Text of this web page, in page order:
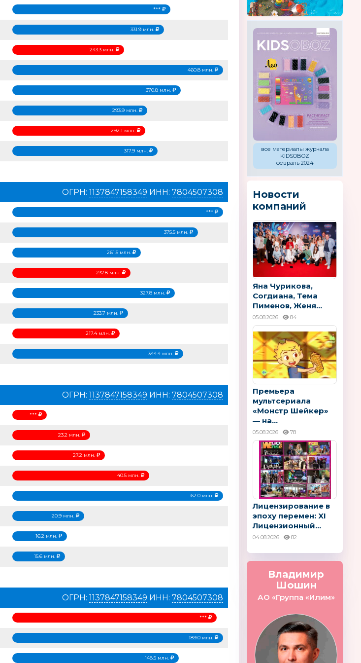
G'n'K
Россия
Freeze Light
Россия
Краснокамская
игрушка
Magic Herbs
Россия
***
331.9 млн.
243.3 млн.
460.8 млн.
370.8 млн.
293.9 млн.
292.1 млн.
317.9 млн.
ОГРН: 1137847158349 ИНН: 7804507308
***
375.5 млн.
261.5 млн.
237.8 млн.
327.8 млн.
233.7 млн.
217.4 млн.
344.4 млн.
ОГРН: 1137847158349 ИНН: 7804507308
***
23.2 млн.
27.2 млн.
40.5 млн.
62.0 млн.
20.9 млн.
16.2 млн.
15.6 млн.
ОГРН: 1137847158349 ИНН: 7804507308
***
189.0 млн.
148.5 млн.
все материалы журнала
KIDSOBOZ
февраль 2024
Новости
компаний
Яна Чурикова,
Согдиана, Тема
Пименов, Женя...
05.08.2026 84
Премьера
мультсериала
«Монстр Шейкер»
— на...
05.08.2026 78
Лицензирование в
эпоху перемен: XI
Лицензионный...
04.08.2026 82
Владимир
Шошин
АО «Группа «Илим»